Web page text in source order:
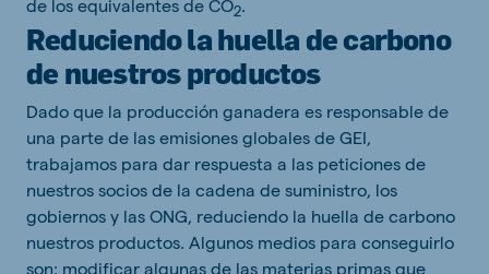
de los equivalentes de CO2
Reduciendo la huella de carbono
de nuestros productos
Dado que la producción ganadera es responsable de
una parte de las emisiones globales de GEI,
trabajamos para dar respuesta a las peticiones de
nuestros socios de la cadena de suministro, los
gobiernos y las ONG, reduciendo la huella de carbono
nuestros productos. Algunos medios para conseguirlo
son: modificar algunas de las materias primas que